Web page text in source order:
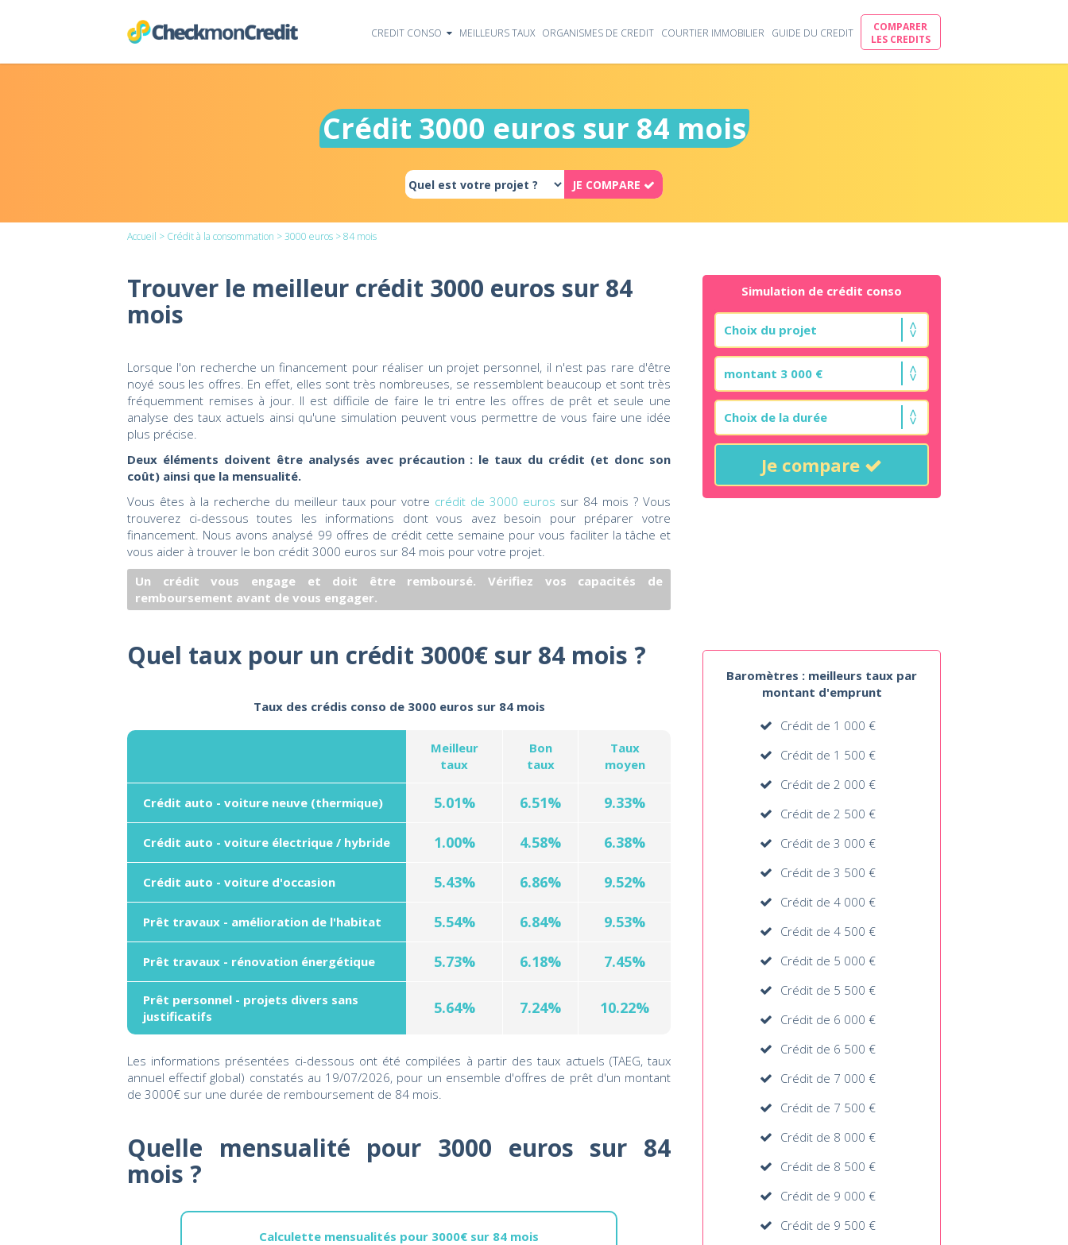
CREDIT CONSO MEILLEURS TAUX ORGANISMES DE CREDIT COURTIER IMMOBILIER GUIDE DU CREDIT
COMPARER
LES CREDITS
Crédit 3000 euros sur 84 mois
JE COMPARE
Accueil > Crédit à la consommation >3000 euros > 84 mois
Trouver le meilleur crédit 3000 euros sur 84
mois
Lorsque l'on recherche un financement pour réaliser un projet personnel, il n'est pas rare d'être
noyé sous les offres. En effet, elles sont très nombreuses, se ressemblent beaucoup et sont très
fréquemment remises à jour. Il est difficile de faire le tri entre les offres de prêt et seule une
analyse des taux actuels ainsi qu'une simulation peuvent vous permettre de vous faire une idée
plus précise.
Deux éléments doivent être analysés avec précaution : le taux du crédit (et donc son
coût) ainsi que la mensualité.
Vous êtes à la recherche du meilleur taux pour votre crédit de 3000 euros sur 84 mois ? Vous
trouverez ci-dessous toutes les informations dont vous avez besoin pour préparer votre
financement. Nous avons analysé 99 offres de crédit cette semaine pour vous faciliter la tâche et
vous aider à trouver le bon crédit 3000 euros sur 84 mois pour votre projet.
Un crédit vous engage et doit être remboursé. Vérifiez vos capacités de
remboursement avant de vous engager.
Simulation de crédit conso
Je compare
Quel taux pour un crédit 3000€ sur 84 mois ?
Taux des crédis conso de 3000 euros sur 84 mois
Meilleur
taux
Bon
taux
Taux
moyen
Crédit auto - voiture neuve (thermique) 5.01% 6.51% 9.33%
Crédit auto - voiture électrique / hybride 1.00% 4.58% 6.38%
Crédit auto - voiture d'occasion 5.43% 6.86% 9.52%
Prêt travaux - amélioration de l'habitat 5.54% 6.84% 9.53%
Prêt travaux - rénovation énergétique 5.73% 6.18% 7.45%
Prêt personnel - projets divers sans
justificatifs
5.64% 7.24% 10.22%
Les informations présentées ci-dessous ont été compilées à partir des taux actuels (TAEG, taux
annuel effectif global) constatés au 19/07/2026, pour un ensemble d'offres de prêt d'un montant
de 3000€ sur une durée de remboursement de 84 mois.
Quelle mensualité pour 3000 euros sur 84
mois ?
Calculette mensualités pour 3000€ sur 84 mois
Baromètres : meilleurs taux par
montant d'emprunt
Crédit de 1 000 €
Crédit de 1 500 €
Crédit de 2 000 €
Crédit de 2 500 €
Crédit de 3 000 €
Crédit de 3 500 €
Crédit de 4 000 €
Crédit de 4 500 €
Crédit de 5 000 €
Crédit de 5 500 €
Crédit de 6 000 €
Crédit de 6 500 €
Crédit de 7 000 €
Crédit de 7 500 €
Crédit de 8 000 €
Crédit de 8 500 €
Crédit de 9 000 €
Crédit de 9 500 €